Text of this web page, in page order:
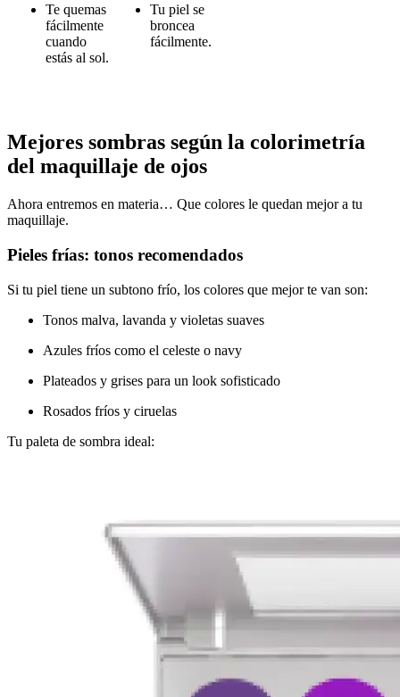
Te quemas
fácilmente
cuando
estás al sol.
Tu piel se
broncea
fácilmente.
Mejores sombras según la colorimetría
del maquillaje de ojos
Ahora entremos en materia… Que colores le quedan mejor a tu
maquillaje.
Pieles frías: tonos recomendados
Si tu piel tiene un subtono frío, los colores que mejor te van son:
Tonos malva, lavanda y violetas suaves
Azules fríos como el celeste o navy
Plateados y grises para un look sofisticado
Rosados fríos y ciruelas
Tu paleta de sombra ideal: